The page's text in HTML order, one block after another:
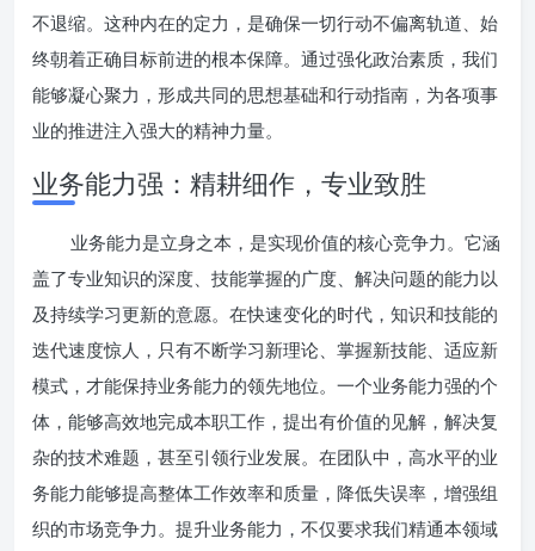
不退缩。这种内在的定力，是确保一切行动不偏离轨道、始
终朝着正确目标前进的根本保障。通过强化政治素质，我们
能够凝心聚力，形成共同的思想基础和行动指南，为各项事
业的推进注入强大的精神力量。
业务能力强：精耕细作，专业致胜
业务能力是立身之本，是实现价值的核心竞争力。它涵
盖了专业知识的深度、技能掌握的广度、解决问题的能力以
及持续学习更新的意愿。在快速变化的时代，知识和技能的
迭代速度惊人，只有不断学习新理论、掌握新技能、适应新
模式，才能保持业务能力的领先地位。一个业务能力强的个
体，能够高效地完成本职工作，提出有价值的见解，解决复
杂的技术难题，甚至引领行业发展。在团队中，高水平的业
务能力能够提高整体工作效率和质量，降低失误率，增强组
织的市场竞争力。提升业务能力，不仅要求我们精通本领域